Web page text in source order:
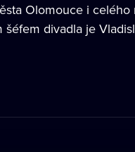
Olomouce i
šéfem divadla je